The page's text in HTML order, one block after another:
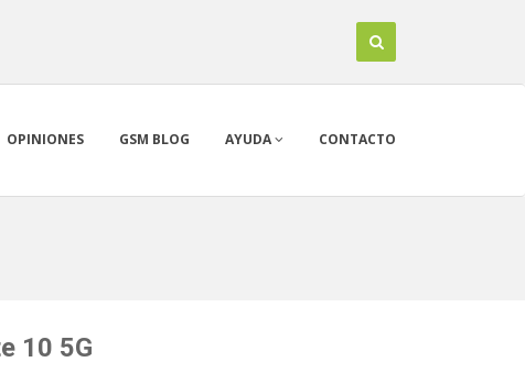
OPINIONES GSM BLOG AYUDA CONTACTO
10 5G